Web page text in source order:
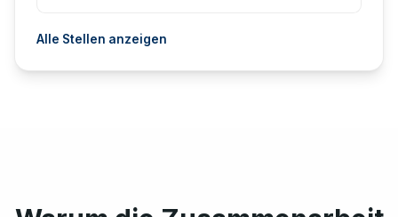
Alle Stellen anzeigen